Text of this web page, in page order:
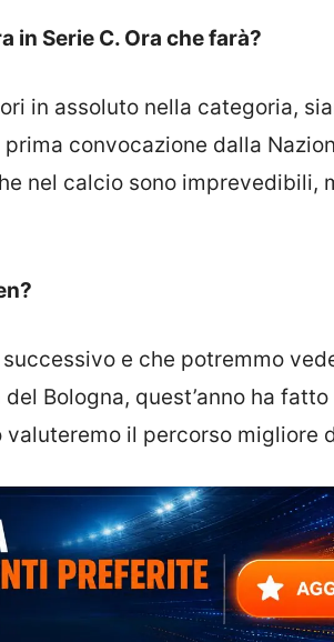
in Serie C. Ora che farà?
in assoluto nella categoria,
convocazione dalla
nel calcio sono imprevedibili,
e che potremmo
Bologna, quest’anno ha
il percorso migliore